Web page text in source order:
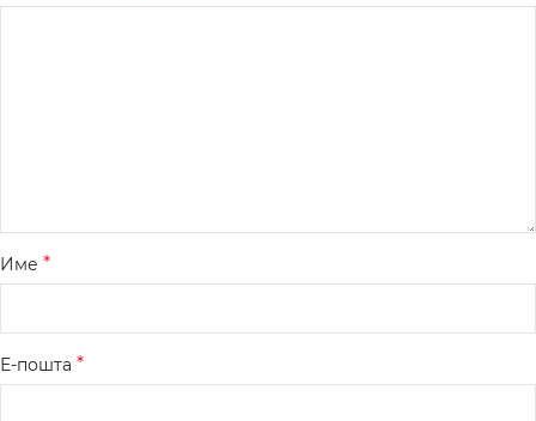
Име *
Е-пошта *